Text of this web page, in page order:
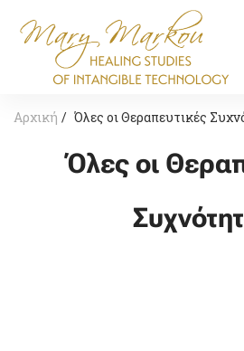
Αρχική Όλες οι Θεραπευτικές
Όλες οι